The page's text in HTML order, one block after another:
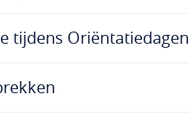
tijdens Oriëntatiedagen